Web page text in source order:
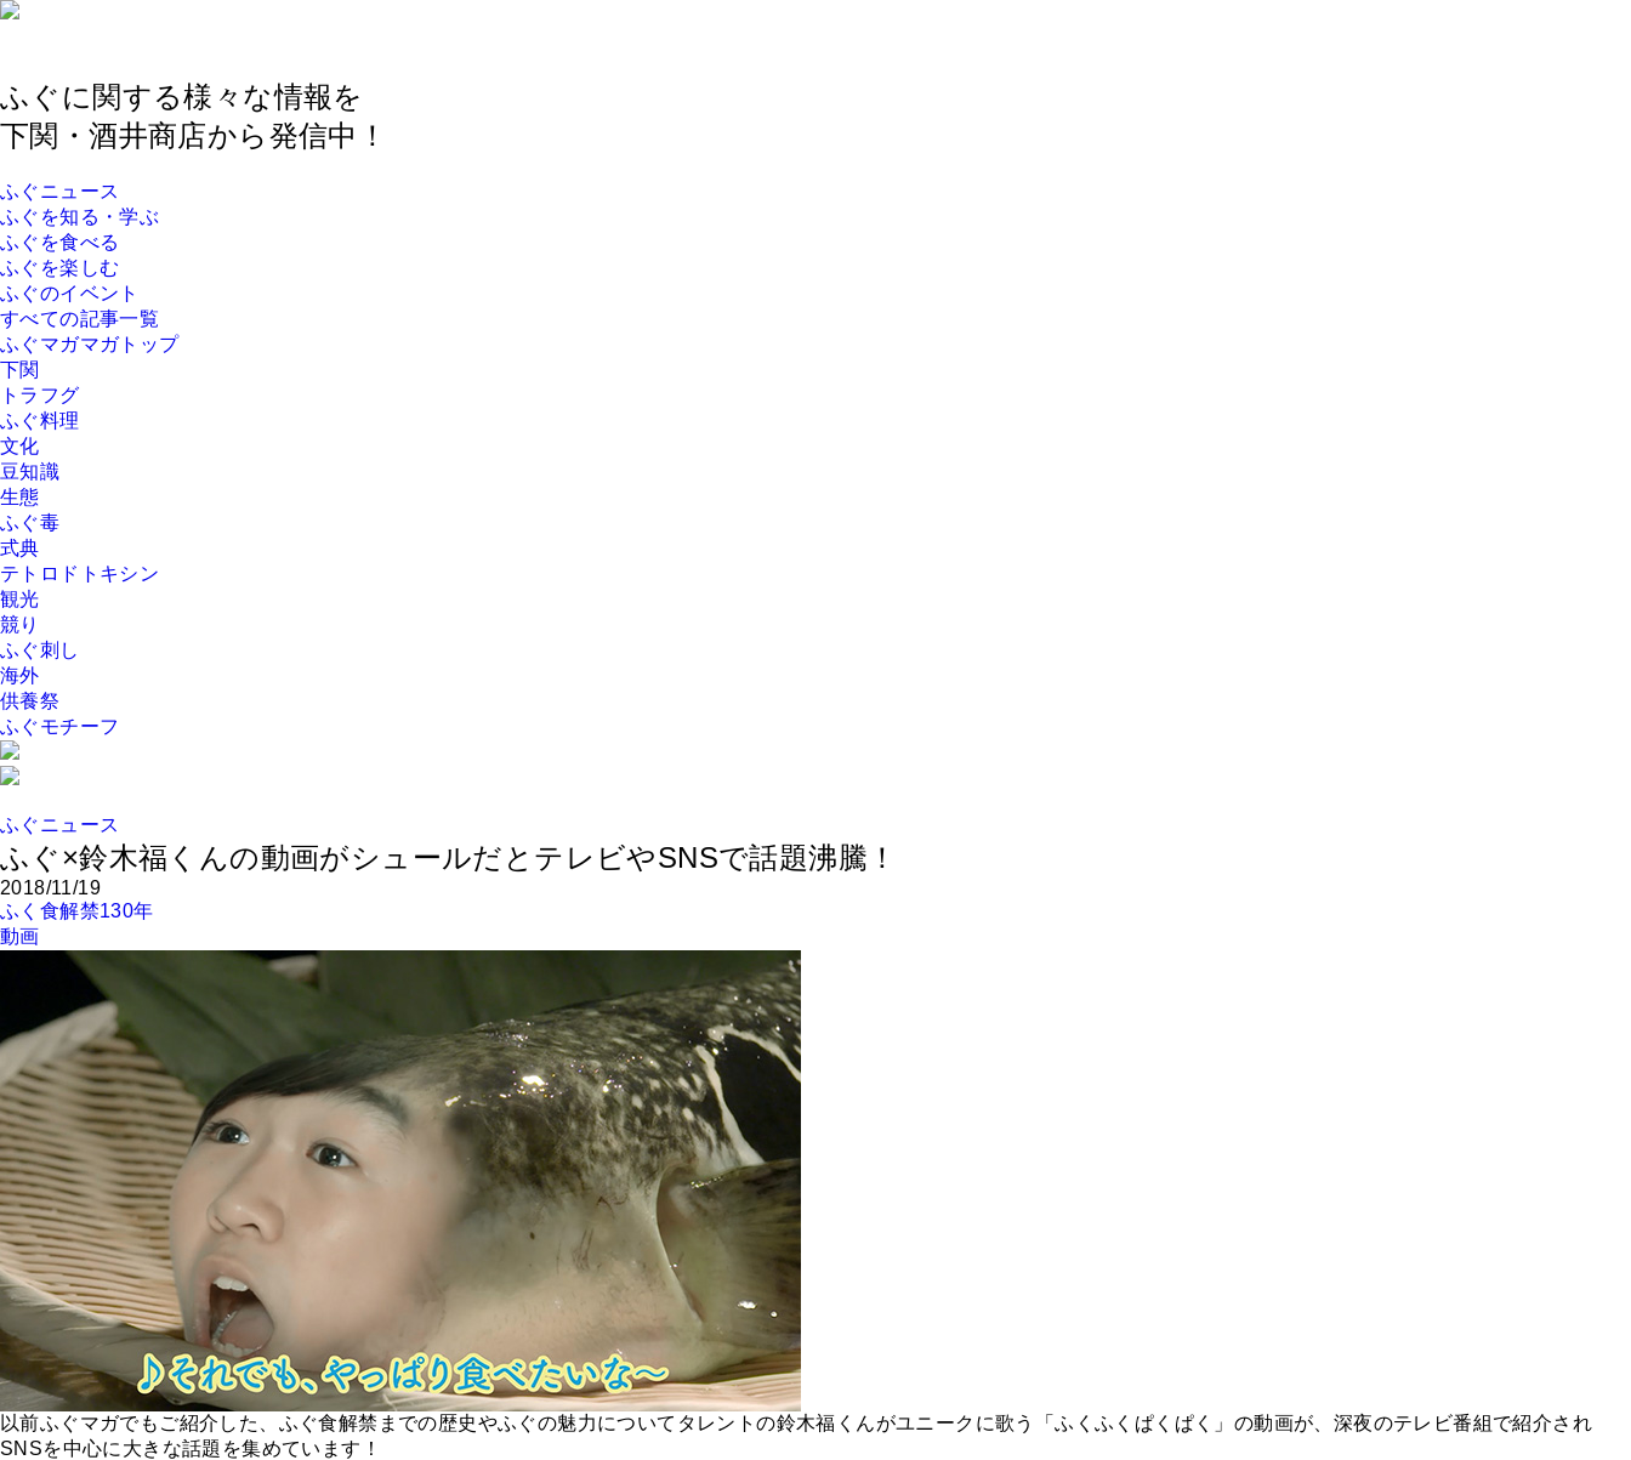
ふぐに関する様々な情報を
下関・酒井商店から発信中！
ふぐニュース
ふぐを知る・学ぶ
ふぐを食べる
ふぐを楽しむ
ふぐのイベント
すべての記事一覧
ふぐマガマガトップ
下関
トラフグ
ふぐ料理
文化
豆知識
生態
ふぐ毒
式典
テトロドトキシン
観光
競り
ふぐ刺し
海外
供養祭
ふぐモチーフ
ふぐニュース
ふぐ×鈴木福くんの動画がシュールだとテレビやSNSで話題沸騰！
2018/11/19
ふく食解禁130年
動画
以前ふぐマガでもご紹介した、ふぐ食解禁までの歴史やふぐの魅力についてタレントの鈴木福くんがユニークに歌う「ふくふくぱくぱく」の動画が、深夜のテレビ番組で紹介され
SNSを中心に大きな話題を集めています！